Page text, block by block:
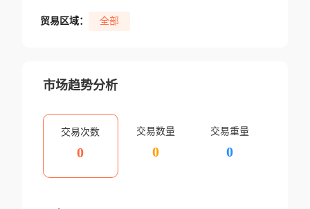
贸易区域： 全部
市场趋势分析
交易次数
0
交易数量
0
交易重量
0